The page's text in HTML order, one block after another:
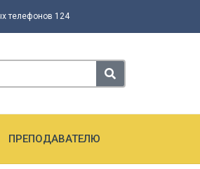
телефонов 124
ПРЕПОДАВАТЕЛЮ